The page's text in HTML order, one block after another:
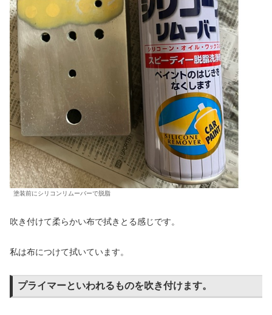
塗装前にシリコンリムーバーで脱脂
吹き付けて柔らかい布で拭きとる感じです。
私は布につけて拭いています。
プライマーといわれるものを吹き付けます。